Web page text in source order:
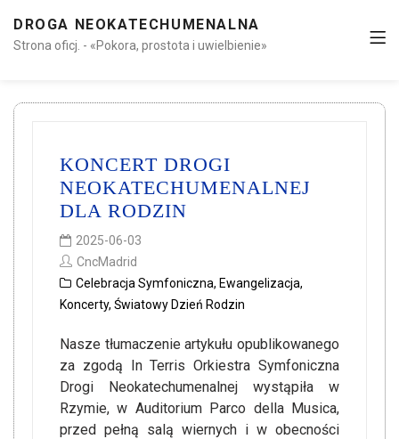
DROGA NEOKATECHUMENALNA
Strona oficj. - «Pokora, prostota i uwielbienie»
KONCERT DROGI
NEOKATECHUMENALNEJ
DLA RODZIN
2025-06-03
CncMadrid
Celebracja Symfoniczna, Ewangelizacja,
Koncerty, Światowy Dzień Rodzin
Nasze tłumaczenie artykułu opublikowanego
za zgodą In Terris Orkiestra Symfoniczna
Drogi Neokatechumenalnej wystąpiła w
Rzymie, w Auditorium Parco della Musica,
przed pełną salą wiernych i w obecności